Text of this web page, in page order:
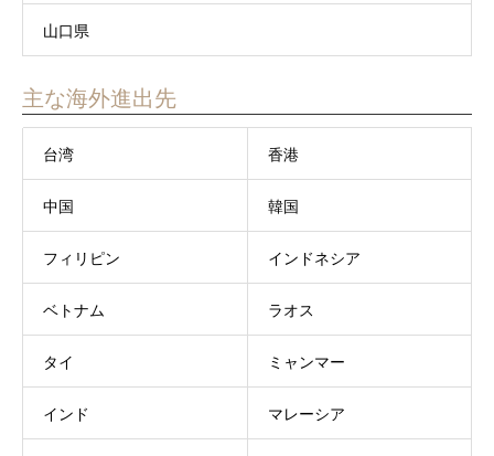
山口県
主な海外進出先
台湾 香港
中国 韓国
フィリピン インドネシア
ベトナム ラオス
タイ ミャンマー
インド マレーシア